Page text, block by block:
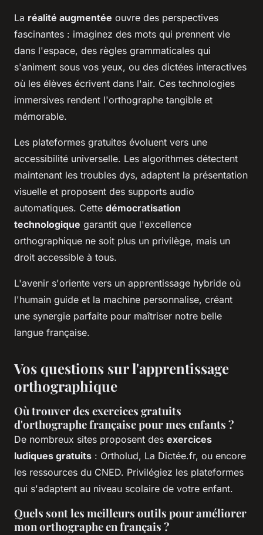
La réalité augmentée ouvre des perspectives
fascinantes : imaginez des mots qui prennent vie
dans l'espace, des règles grammaticales qui
s'animent sous vos yeux, ou des dictées interactives
où les élèves écrivent dans l'air. Ces technologies
immersives rendent l'orthographe tangible et
mémorable.
Les plateformes gratuites évoluent vers une
accessibilité universelle. Les algorithmes détectent
maintenant les troubles dys, adaptent la présentation
visuelle et proposent des supports audio
automatiques. Cette démocratisation
technologique garantit que l'excellence
orthographique ne soit plus un privilège, mais un
droit accessible à tous.
L'avenir s'oriente vers un apprentissage hybride où
l'humain guide et la machine personnalise, créant
une synergie parfaite pour maîtriser notre belle
langue française.
Vos questions sur l'apprentissage
orthographique
Où trouver des exercices gratuits
d'orthographe française pour mes enfants ?
De nombreux sites proposent des exercices
ludiques gratuits : Ortholud, La Dictée.fr, ou encore
les ressources du CNED. Privilégiez les plateformes
qui s'adaptent au niveau scolaire de votre enfant.
Quels sont les meilleurs outils pour améliorer
mon orthographe en français ?